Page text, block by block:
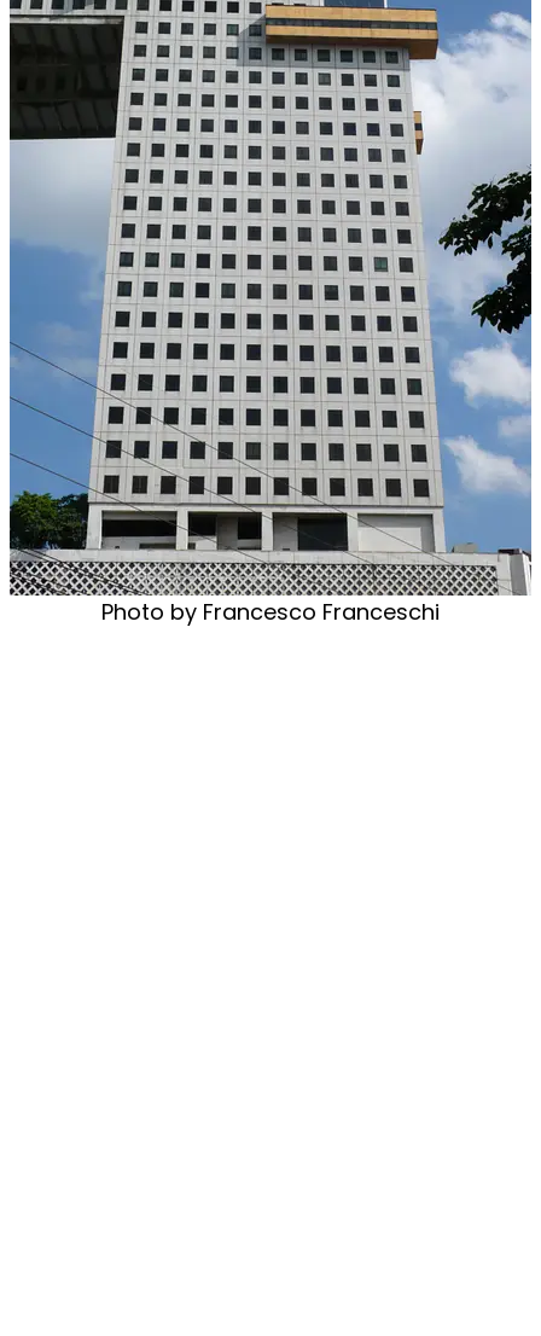
Photo by Francesco Franceschi